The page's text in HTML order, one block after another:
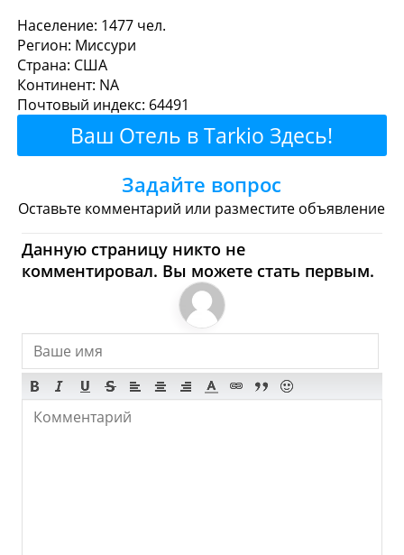
Tarkio - Где поесть или
перекусить?
Рестораны Кафе
Булочные
Супермаркеты
Торговые Центры
Tarkio - Где купить?
Магазины, Шоппинг
Продукты
Булочные
Супермаркеты
Мода
Одежда
Обувь
Население: 1477 чел.
Регион: Миссури
Страна: США
Континент: NA
Почтовый индекс: 64491
Ваш Отель в Tarkio Здесь!
Задайте вопрос
Оставьте комментарий или разместите объявление
Данную страницу никто не
комментировал. Вы можете стать первым.